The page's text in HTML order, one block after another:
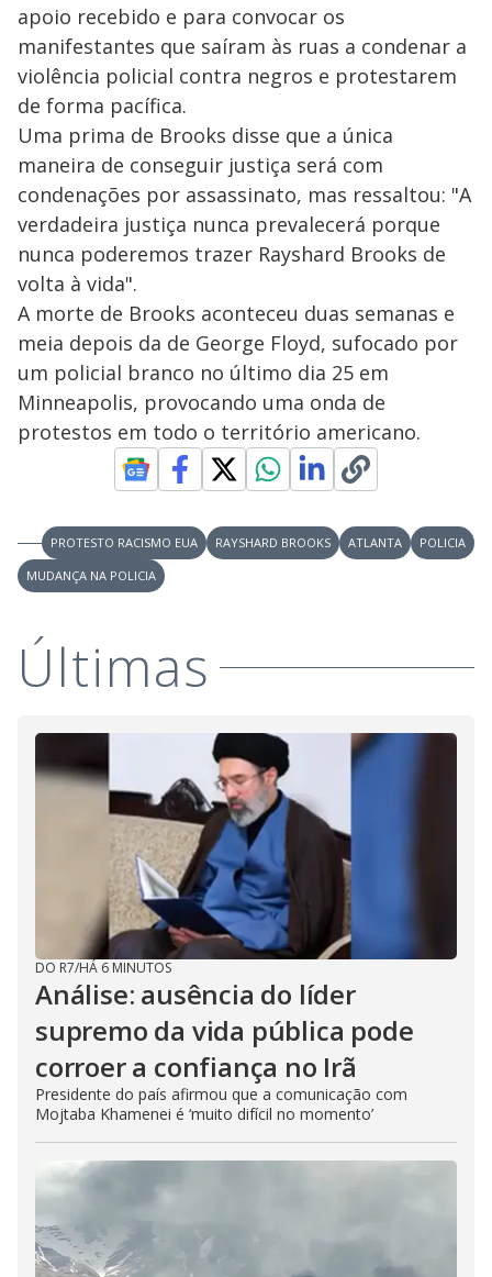
apoio recebido e para convocar os
manifestantes que saíram às ruas a condenar a
violência policial contra negros e protestarem
de forma pacífica.
Uma prima de Brooks disse que a única
maneira de conseguir justiça será com
condenações por assassinato, mas ressaltou: "A
verdadeira justiça nunca prevalecerá porque
nunca poderemos trazer Rayshard Brooks de
volta à vida".
A morte de Brooks aconteceu duas semanas e
meia depois da de George Floyd, sufocado por
um policial branco no último dia 25 em
Minneapolis, provocando uma onda de
protestos em todo o território americano.
PROTESTO RACISMO EUA RAYSHARD BROOKS ATLANTA
POLICIA
MUDANÇA NA POLICIA
Últimas
DO R7/HÁ 6 MINUTOS
Análise: ausência do líder
supremo da vida pública pode
corroer a confiança no Irã
Presidente do país afirmou que a comunicação com
Mojtaba Khamenei é ‘muito difícil no momento’